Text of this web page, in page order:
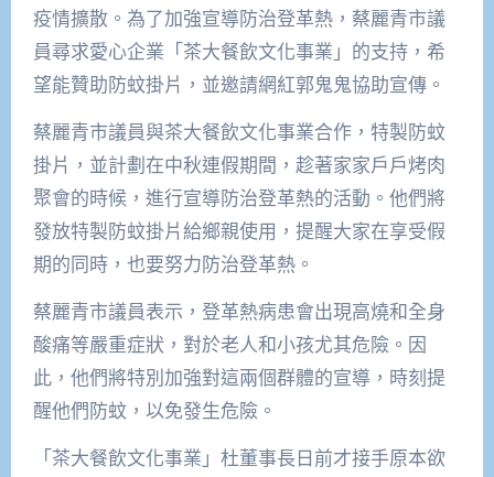
疫情擴散。為了加強宣導防治登革熱，蔡麗青市議
員尋求愛心企業「茶大餐飲文化事業」的支持，希
望能贊助防蚊掛片，並邀請網紅郭鬼鬼協助宣傳。
蔡麗青市議員與茶大餐飲文化事業合作，特製防蚊
掛片，並計劃在中秋連假期間，趁著家家戶戶烤肉
聚會的時候，進行宣導防治登革熱的活動。他們將
發放特製防蚊掛片給鄉親使用，提醒大家在享受假
期的同時，也要努力防治登革熱。
蔡麗青市議員表示，登革熱病患會出現高燒和全身
酸痛等嚴重症狀，對於老人和小孩尤其危險。因
此，他們將特別加強對這兩個群體的宣導，時刻提
醒他們防蚊，以免發生危險。
「茶大餐飲文化事業」杜董事長日前才接手原本欲